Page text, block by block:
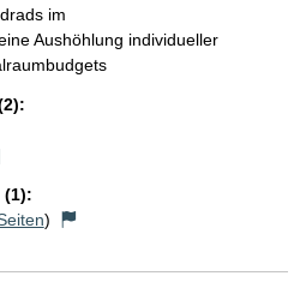
im
Aushöhlung individueller
(1):
)